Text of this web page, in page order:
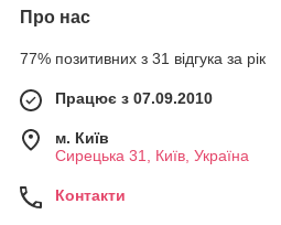
Про нас
77% позитивних з 31 відгука за рік
Працює з 07.09.2010
м. Київ
Сирецька 31, Київ, Україна
Контакти